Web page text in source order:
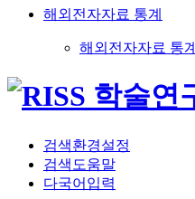
해외전자자료 통계
해외전자자료 통계
검색환경설정
검색도움말
다국어입력